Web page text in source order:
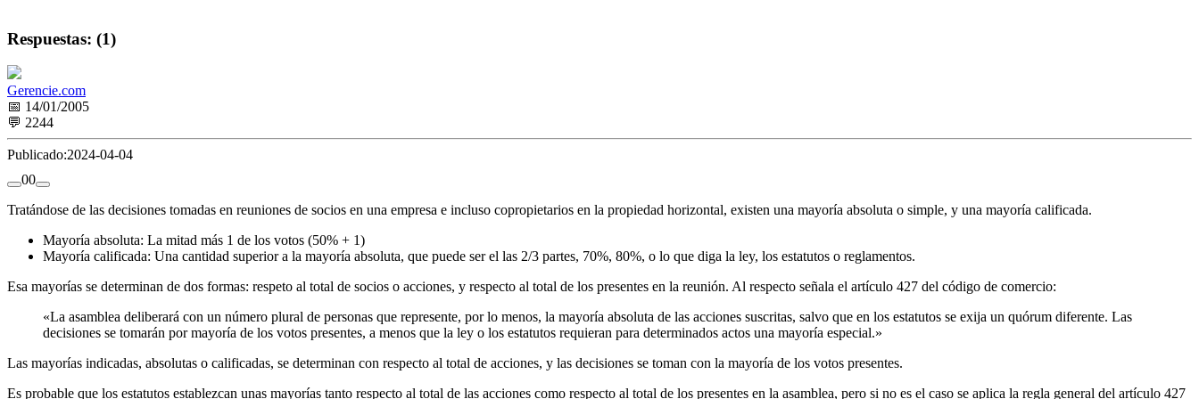
Respuestas: (1)
Gerencie.com
📅 14/01/2005
💬 2244
Publicado:2024-04-04
00
Tratándose de las decisiones tomadas en reuniones de socios en una empresa e incluso copropietarios en la propiedad horizontal, existen una mayoría absoluta o simple, y una mayoría calificada.
Mayoría absoluta: La mitad más 1 de los votos (50% + 1)
Mayoría calificada: Una cantidad superior a la mayoría absoluta, que puede ser el las 2/3 partes, 70%, 80%, o lo que diga la ley, los estatutos o reglamentos.
Esa mayorías se determinan de dos formas: respeto al total de socios o acciones, y respecto al total de los presentes en la reunión. Al respecto señala el artículo 427 del código de comercio:
«La asamblea deliberará con un número plural de personas que represente, por lo menos, la mayoría absoluta de las acciones suscritas, salvo que en los estatutos se exija un quórum diferente. Las
decisiones se tomarán por mayoría de los votos presentes, a menos que la ley o los estatutos requieran para determinados actos una mayoría especial.»
Las mayorías indicadas, absolutas o calificadas, se determinan con respecto al total de acciones, y las decisiones se toman con la mayoría de los votos presentes.
Es probable que los estatutos establezcan unas mayorías tanto respecto al total de las acciones como respecto al total de los presentes en la asamblea, pero si no es el caso se aplica la regla general del artículo 427